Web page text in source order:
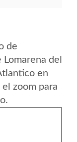
de
del
en
zoom para